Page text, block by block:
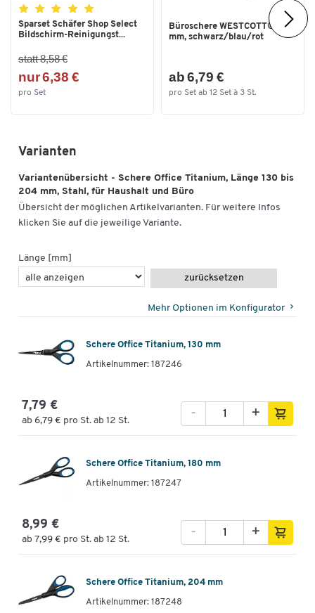
Sparset Schäfer Shop Select
Bildschirm-Reinigungst...
statt 8,58 €
nur 6,38 €
pro Set
Büroschere WESTCOTT® 200
mm, schwarz/blau/rot
ab 6,79 €
pro Set ab 12 Set à 3 St.
Varianten
Variantenübersicht - Schere Office Titanium, Länge 130 bis
204 mm, Stahl, für Haushalt und Büro
Übersicht der möglichen Artikelvarianten. Für weitere Infos
klicken Sie auf die jeweilige Variante.
Länge [mm]
zurücksetzen
Mehr Optionen im Konfigurator
Schere Office Titanium, 130 mm
Artikelnummer: 187246
7,79 €
ab 6,79 € pro St. ab 12 St.
+
-
Schere Office Titanium, 180 mm
Artikelnummer: 187247
8,99 €
ab 7,99 € pro St. ab 12 St.
+
-
Schere Office Titanium, 204 mm
Artikelnummer: 187248